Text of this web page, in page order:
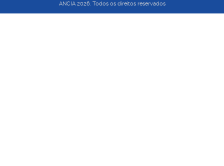
ANCIA 2026. Todos os direitos reservados